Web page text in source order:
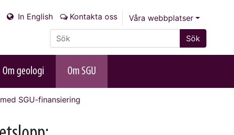
In English Kontakta oss
Våra webbplatser
Sök på sajten
Sök
Om geologi Om SGU
SGU-finansiering